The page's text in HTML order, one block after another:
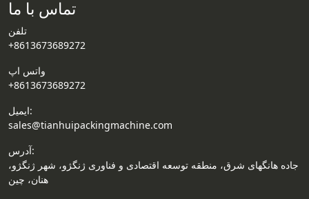
تماس با ما
تلفن
+8613673689272
واتس اپ
+8613673689272
ایمیل:
sales@tianhuipackingmachine.com
آدرس:
جاده هانگهای شرق، منطقه توسعه اقتصادی و فناوری ژنگژو، شهر ژنگژو،
هنان، چین